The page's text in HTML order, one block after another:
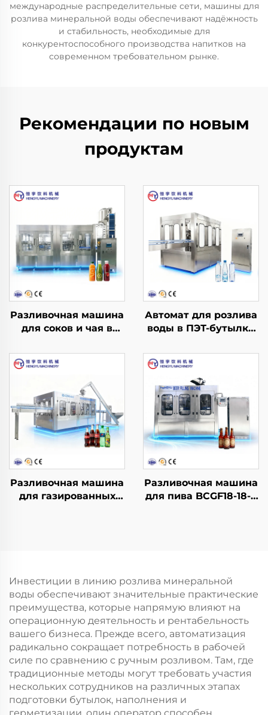
международные распределительные сети, машины для
розлива минеральной воды обеспечивают надёжность
и стабильность, необходимые для
конкурентоспособного производства напитков на
современном требовательном рынке.
Рекомендации по новым
продуктам
Разливочная машина
для соков и чая в
горячим розливом
RCGF40-40-10
Автомат для розлива
воды в ПЭТ-бутылки
Разливочная машина
для газированных
Разливочная машина
для пива BCGF18-18-6
Инвестиции в линию розлива минеральной
воды обеспечивают значительные практические
преимущества, которые напрямую влияют на
операционную деятельность и рентабельность
вашего бизнеса. Прежде всего, автоматизация
радикально сокращает потребность в рабочей
силе по сравнению с ручным розливом. Там, где
традиционные методы могут требовать участия
нескольких сотрудников на различных этапах
подготовки бутылок, наполнения и